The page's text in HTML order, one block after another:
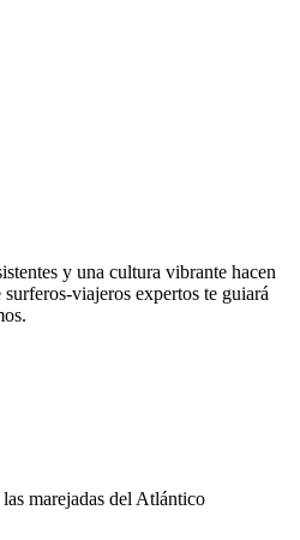
y una cultura vibrante hacen
viajeros expertos te guiará
marejadas del Atlántico